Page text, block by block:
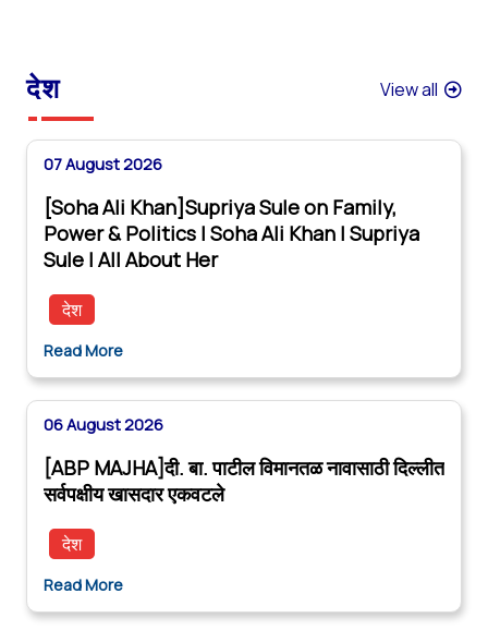
देश View all
07 August 2026
[Soha Ali Khan]Supriya Sule on Family,
Power & Politics | Soha Ali Khan | Supriya
Sule | All About Her
देश
Read More
06 August 2026
[ABP MAJHA]दी. बा. पाटील विमानतळ नावासाठी दिल्लीत
सर्वपक्षीय खासदार एकवटले
देश
Read More